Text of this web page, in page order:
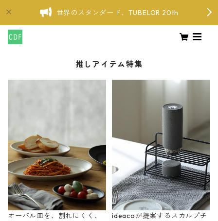
世界のスタンダード、TUBELOR 20th
推しアイテム特集
オーバル皿を、割れにくく、
ideacoが提案するスカルプチ